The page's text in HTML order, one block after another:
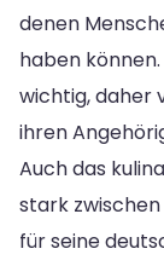
denen
haben
wichtig, daher
ihren
Auch das
stark
für seine